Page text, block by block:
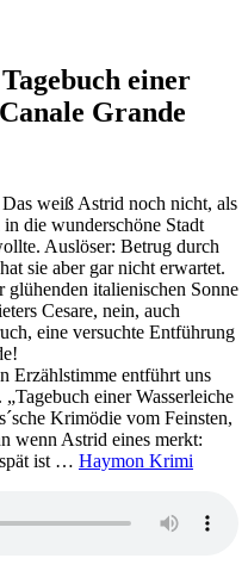
einer
Grande
weiß Astrid noch nicht, als
die wunderschöne Stadt
Auslöser: Betrug durch
sie aber gar nicht erwartet.
italienischen Sonne
Cesare, nein, auch
eine versuchte Entführung
Erzählstimme entführt uns
einer Wasserleiche
Krimödie vom Feinsten,
wenn Astrid eines merkt:
ist … Haymon Krimi